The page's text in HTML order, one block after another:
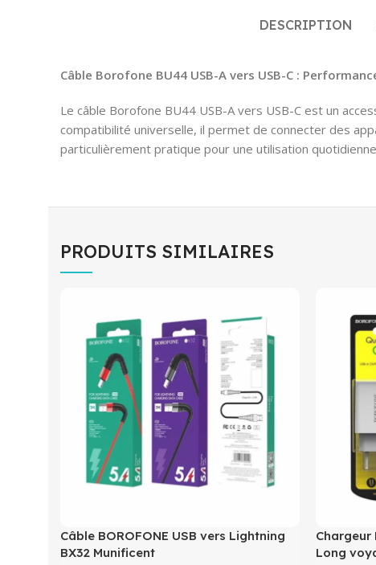
DESCRIPTION
Câble Borofone BU44 USB-A vers USB-C :
Le câble Borofone BU44 USB-A vers USB-C est un
compatibilité universelle, il permet de connecter des
particulièrement pratique pour une utilisation
PRODUITS SIMILAIRES
Câble BOROFONE USB vers Lightning
BX32 Munificent
Chargeur
Long